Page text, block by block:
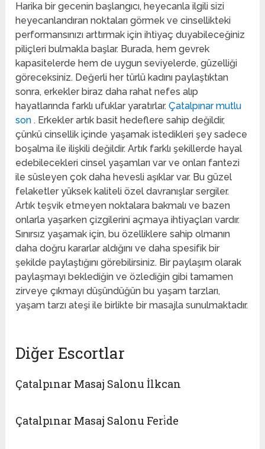
Harika bir gecenin başlangıcı, heyecanla ilgili sizi
heyecanlandıran noktaları görmek ve cinsellikteki
performansınızı arttırmak için ihtiyaç duyabileceğiniz
piliçleri bulmakla başlar. Burada, hem gevrek
kapasitelerde hem de uygun seviyelerde, güzelliği
göreceksiniz. Değerli her türlü kadını paylaştıktan
sonra, erkekler biraz daha rahat nefes alıp
hayatlarında farklı ufuklar yaratırlar.Çatalpınar mutlu
son. Erkekler artık basit hedeflere sahip değildir,
çünkü cinsellik içinde yaşamak istedikleri şey sadece
boşalma ile ilişkili değildir. Artık farklı şekillerde hayal
edebilecekleri cinsel yaşamları var ve onları fantezi
ile süsleyen çok daha hevesli aşıklar var. Bu güzel
felaketler yüksek kaliteli özel davranışlar sergiler.
Artık teşvik etmeyen noktalara bakmalı ve bazen
onlarla yaşarken çizgilerini açmaya ihtiyaçları vardır.
Sınırsız yaşamak için, bu özelliklere sahip olmanın
daha doğru kararlar aldığını ve daha spesifik bir
şekilde paylaştığını görebilirsiniz. Bir paylaşım olarak
paylaşmayı beklediğin ve özlediğin gibi tamamen
zirveye çıkmayı düşündüğün bu yaşam tarzları,
yaşam tarzı ateşi ile birlikte bir masajla sunulmaktadır.
Diğer Escortlar
Çatalpınar Masaj Salonu İlkcan
Çatalpınar Masaj Salonu Feri̇de